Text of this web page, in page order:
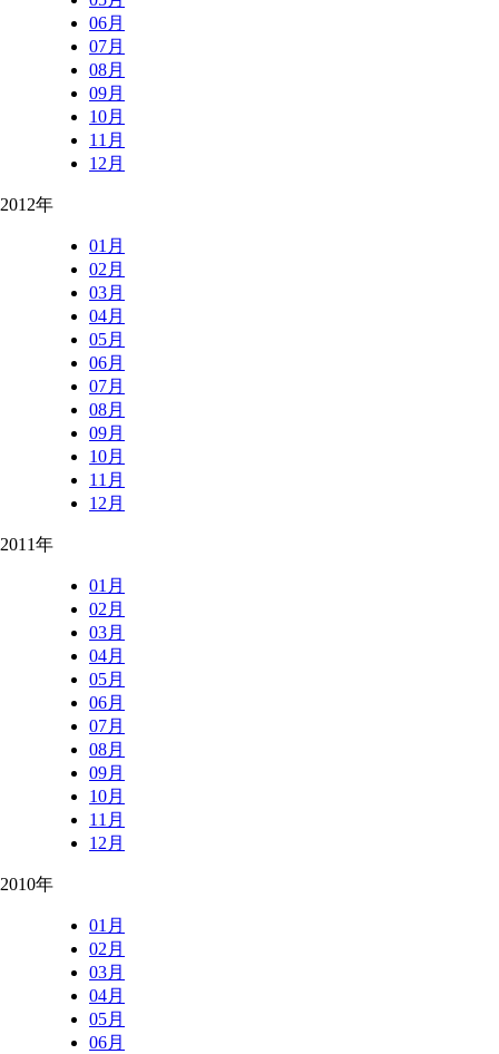
06月
07月
08月
09月
10月
11月
12月
2012年
01月
02月
03月
04月
05月
06月
07月
08月
09月
10月
11月
12月
2011年
01月
02月
03月
04月
05月
06月
07月
08月
09月
10月
11月
12月
2010年
01月
02月
03月
04月
05月
06月